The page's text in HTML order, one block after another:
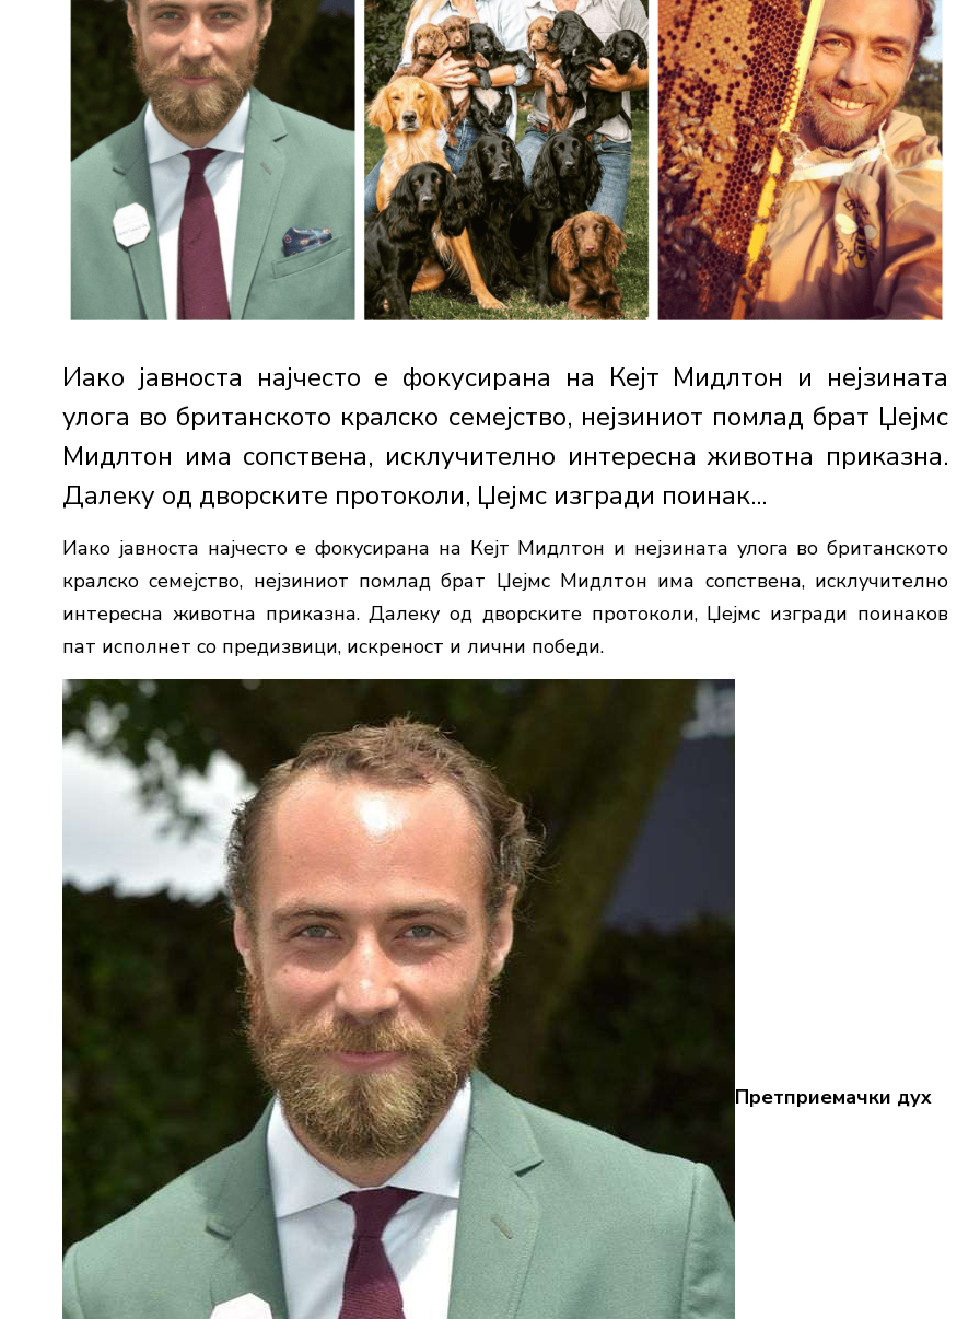
Иако јавноста најчесто е фокусирана на Кејт Мидлтон и нејзината
улога во британското кралско семејство, нејзиниот помлад брат Џејмс
Мидлтон има сопствена, исклучително интересна животна приказна.
Далеку од дворските протоколи, Џејмс изгради поинак...
Иако јавноста најчесто е фокусирана на Кејт Мидлтон и нејзината улога во британското
кралско семејство, нејзиниот помлад брат Џејмс Мидлтон има сопствена, исклучително
интересна животна приказна. Далеку од дворските протоколи, Џејмс изгради поинаков
пат исполнет со предизвици, искреност и лични победи.
Претприемачки дух